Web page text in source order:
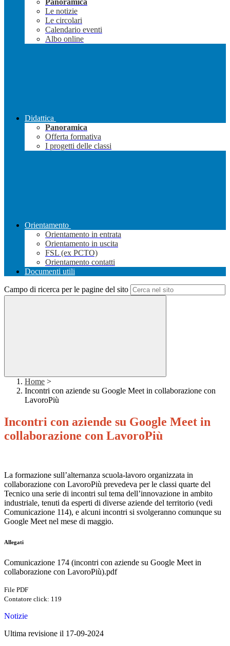
Panoramica
Le notizie
Le circolari
Calendario eventi
Albo online
Didattica
Panoramica
Offerta formativa
I progetti delle classi
Orientamento
Orientamento in entrata
Orientamento in uscita
FSL (ex PCTO)
Orientamento contatti
Documenti utili
Campo di ricerca per le pagine del sito
Home >
Incontri con aziende su Google Meet in collaborazione con
LavoroPiù
Incontri con aziende su Google Meet in
collaborazione con LavoroPiù
La formazione sull’alternanza scuola-lavoro organizzata in
collaborazione con LavoroPiù prevedeva per le classi quarte del
Tecnico una serie di incontri sul tema dell’innovazione in ambito
industriale, tenuti da esperti di diverse aziende del territorio (vedi
Comunicazione 114), e alcuni incontri si svolgeranno comunque su
Google Meet nel mese di maggio.
Allegati
Comunicazione 174 (incontri con aziende su Google Meet in
collaborazione con LavoroPiù).pdf
File PDF
Contatore click: 119
Notizie
Ultima revisione il 17-09-2024